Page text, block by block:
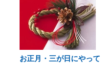
お正月・三が日にやって